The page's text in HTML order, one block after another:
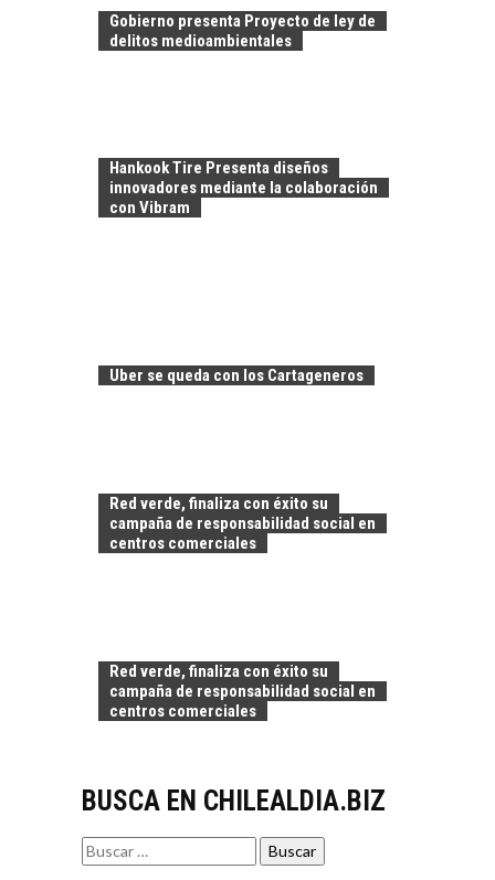
Gobierno presenta Proyecto de ley de
delitos medioambientales
Hankook Tire Presenta diseños
innovadores mediante la colaboración
con Vibram
Uber se queda con los Cartageneros
Red verde, finaliza con éxito su
campaña de responsabilidad social en
centros comerciales
Red verde, finaliza con éxito su
campaña de responsabilidad social en
centros comerciales
BUSCA EN CHILEALDIA.BIZ
Buscar
por:
CHILE
DESIERTO DE
ATACAMA:
OPORTUNIDADES
PARA EL
Estratégico para el
Desarrollo Turístico…
MINERA CHILENA
FRENTE AL DESAFÍO
DE LA
pilar estratégico ante
CAPITAL DE RIESGO
EN CHILE: